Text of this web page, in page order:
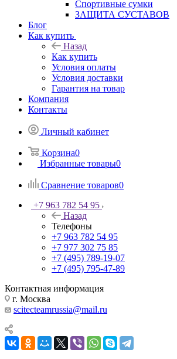
Спортивные сумки
ЗАЩИТА СУСТАВОВ
Блог
Как купить
Назад
Как купить
Условия оплаты
Условия доставки
Гарантия на товар
Компания
Контакты
Личный кабинет
Корзина0
Избранные товары0
Сравнение товаров0
+7 963 782 54 95
Назад
Телефоны
+7 963 782 54 95
+7 977 302 75 85
+7 (495) 789-19-07
+7 (495) 795-47-89
Контактная информация
г. Москва
scitecteamrussia@mail.ru